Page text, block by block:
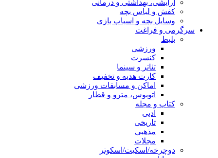
آرایشی، بهداشتی و درمانی
کفش و لباس بچه
وسایل بچه و اسباب بازی
سرگرمی و فراغت
بلیط
ورزشی
کنسرت
تئاتر و سینما
کارت هدیه و تخفیف
اماکن و مسابقات ورزشی
اتوبوس، مترو و قطار
کتاب و مجله
ادبی
تاریخی
مذهبی
مجلات
دوچرخه/اسکیت/اسکوتر